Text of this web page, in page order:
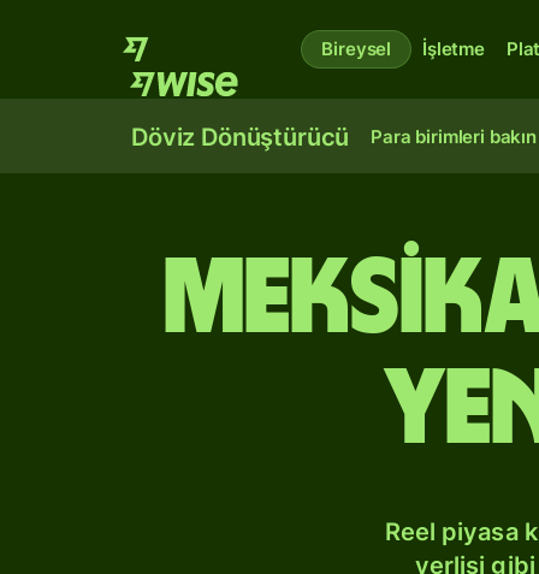
Bireysel İşletme
Döviz Dönüştürücü Para birimleri bakın
Reel piyasa
yerlisi gibi